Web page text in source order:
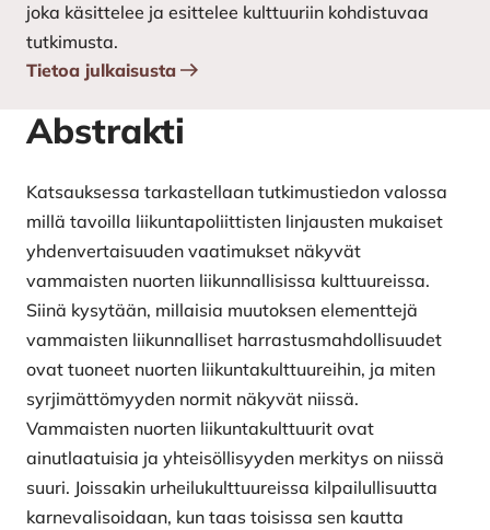
joka käsittelee ja esittelee kulttuuriin kohdistuvaa
tutkimusta.
Tietoa julkaisusta
Abstrakti
Katsauksessa tarkastellaan tutkimustiedon valossa
millä tavoilla liikuntapoliittisten linjausten mukaiset
yhdenvertaisuuden vaatimukset näkyvät
vammaisten nuorten liikunnallisissa kulttuureissa.
Siinä kysytään, millaisia muutoksen elementtejä
vammaisten liikunnalliset harrastusmahdollisuudet
ovat tuoneet nuorten liikuntakulttuureihin, ja miten
syrjimättömyyden normit näkyvät niissä.
Vammaisten nuorten liikuntakulttuurit ovat
ainutlaatuisia ja yhteisöllisyyden merkitys on niissä
suuri. Joissakin urheilukulttuureissa kilpailullisuutta
karnevalisoidaan, kun taas toisissa sen kautta